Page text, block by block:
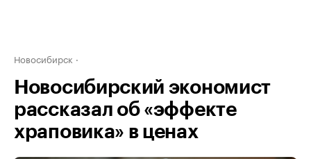
Новосибирск
Новосибирский экономист
рассказал об «эффекте
храповика» в ценах